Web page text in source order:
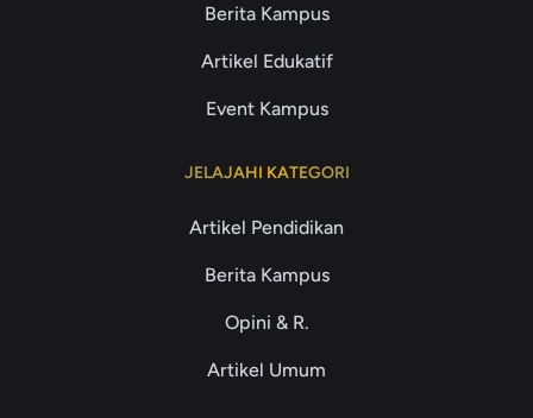
Berita Kampus
Artikel Edukatif
Event Kampus
JELAJAHI KATEGORI
Artikel Pendidikan
Berita Kampus
Opini & R.
Artikel Umum